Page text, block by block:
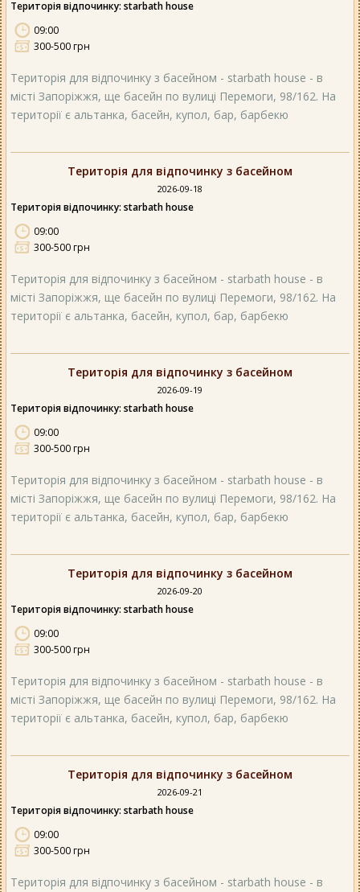
Територія відпочинку: starbath house
09:00
300-500 грн
Територія для відпочинку з басейном - starbath house - в
місті Запоріжжя, ще басейн по вулиці Перемоги, 98/162. На
території є альтанка, басейн, купол, бар, барбекю
Територія для відпочинку з басейном
2026-09-18
Територія відпочинку: starbath house
09:00
300-500 грн
Територія для відпочинку з басейном - starbath house - в
місті Запоріжжя, ще басейн по вулиці Перемоги, 98/162. На
території є альтанка, басейн, купол, бар, барбекю
Територія для відпочинку з басейном
2026-09-19
Територія відпочинку: starbath house
09:00
300-500 грн
Територія для відпочинку з басейном - starbath house - в
місті Запоріжжя, ще басейн по вулиці Перемоги, 98/162. На
території є альтанка, басейн, купол, бар, барбекю
Територія для відпочинку з басейном
2026-09-20
Територія відпочинку: starbath house
09:00
300-500 грн
Територія для відпочинку з басейном - starbath house - в
місті Запоріжжя, ще басейн по вулиці Перемоги, 98/162. На
території є альтанка, басейн, купол, бар, барбекю
Територія для відпочинку з басейном
2026-09-21
Територія відпочинку: starbath house
09:00
300-500 грн
Територія для відпочинку з басейном - starbath house - в